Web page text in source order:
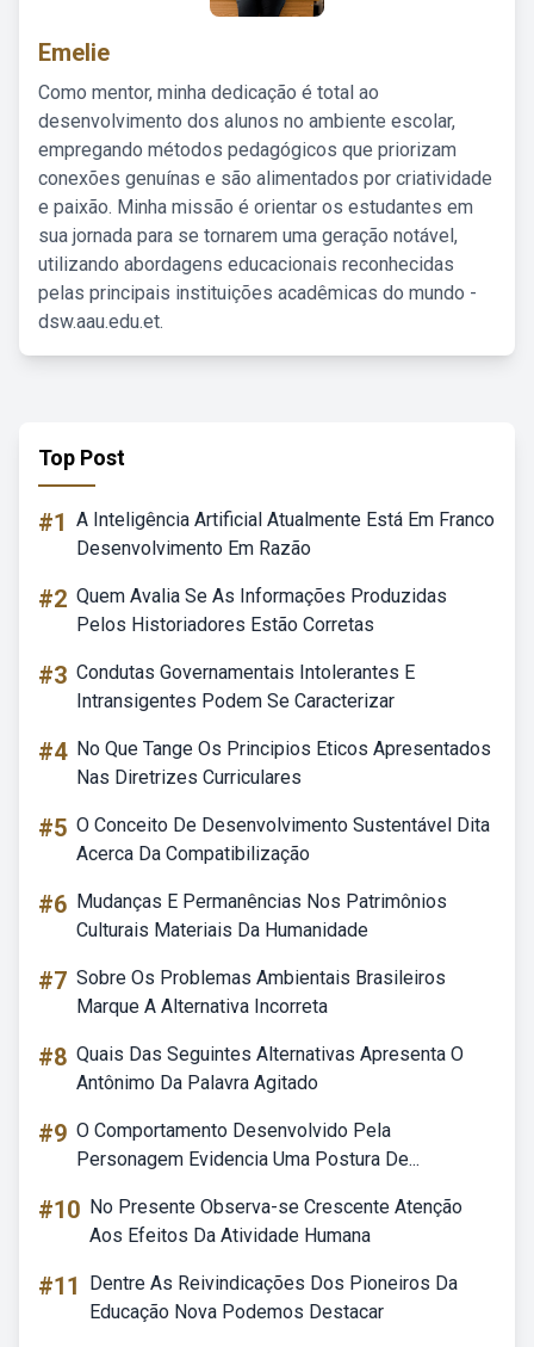
Emelie
Como mentor, minha dedicação é total ao
desenvolvimento dos alunos no ambiente escolar,
empregando métodos pedagógicos que priorizam
conexões genuínas e são alimentados por criatividade
e paixão. Minha missão é orientar os estudantes em
sua jornada para se tornarem uma geração notável,
utilizando abordagens educacionais reconhecidas
pelas principais instituições acadêmicas do mundo -
dsw.aau.edu.et.
Top Post
#1 A Inteligência Artificial Atualmente Está Em Franco
Desenvolvimento Em Razão
#2 Quem Avalia Se As Informações Produzidas
Pelos Historiadores Estão Corretas
#3 Condutas Governamentais Intolerantes E
Intransigentes Podem Se Caracterizar
#4 No Que Tange Os Principios Eticos Apresentados
Nas Diretrizes Curriculares
#5 O Conceito De Desenvolvimento Sustentável Dita
Acerca Da Compatibilização
#6 Mudanças E Permanências Nos Patrimônios
Culturais Materiais Da Humanidade
#7 Sobre Os Problemas Ambientais Brasileiros
Marque A Alternativa Incorreta
#8 Quais Das Seguintes Alternativas Apresenta O
Antônimo Da Palavra Agitado
#9 O Comportamento Desenvolvido Pela
Personagem Evidencia Uma Postura De...
#10 No Presente Observa-se Crescente Atenção
Aos Efeitos Da Atividade Humana
#11
Dentre As Reivindicações Dos Pioneiros Da
Educação Nova Podemos Destacar